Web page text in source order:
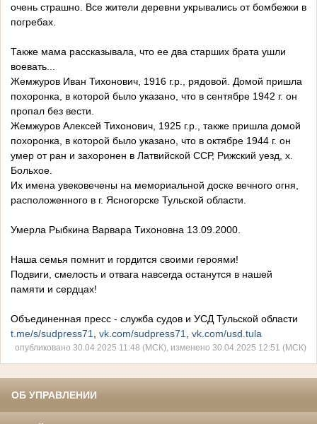
очень страшно. Все жители деревни укрывались от бомбежки в
погребах.
Также мама рассказывала, что ее два старших брата ушли
воевать...
Жемжуров Иван Тихонович, 1916 г.р., рядовой. Домой пришла
похоронка, в которой было указано, что в сентябре 1942 г. он
пропал без вести.
Жемжуров Алексей Тихонович, 1925 г.р., также пришла домой
похоронка, в которой было указано, что в октябре 1944 г. он
умер от ран и захоронен в Латвийской ССР, Рижский уезд, х.
Больхое.
Их имена увековечены на мемориальной доске вечного огня,
расположенного в г. Ясногорске Тульской области.
Умерла Рыбкина Варвара Тихоновна 13.09.2000.
Наша семья помнит и гордится своими героями!
Подвиги, смелость и отвага навсегда останутся в нашей
памяти и сердцах!
Объединенная пресс - служба судов и УСД Тульской области
t.me/s/sudpress71
vk.com/sudpress71 vk.com/usd.tula
опубликовано 30.04.2025 11:48 (МСК), изменено 30.04.2025 12:51 (МСК)
ОБ УПРАВЛЕНИИ